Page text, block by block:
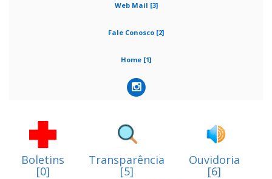
Web Mail [3]
Fale Conosco [2]
Home [1]
Boletins
[0]
Transparência
[5]
Ouvidoria
[6]